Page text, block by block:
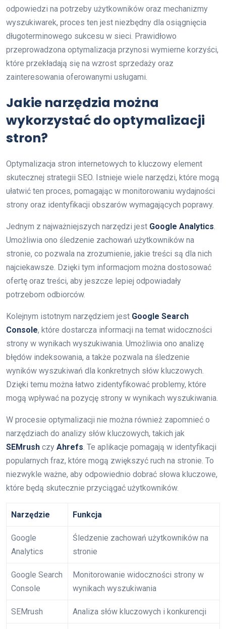
odpowiedzi na potrzeby użytkowników oraz mechanizmy
wyszukiwarek, proces ten jest niezbędny dla osiągnięcia
długoterminowego sukcesu w sieci. Prawidłowo
przeprowadzona optymalizacja przynosi wymierne korzyści,
które przekładają się na wzrost sprzedaży oraz
zainteresowania oferowanymi usługami.
Jakie narzędzia można
wykorzystać do optymalizacji
stron?
Optymalizacja stron internetowych to kluczowy element
skutecznej strategii SEO. Istnieje wiele narzędzi, które mogą
ułatwić ten proces, pomagając w monitorowaniu wydajności
strony oraz identyfikacji obszarów wymagających poprawy.
Jednym z najważniejszych narzędzi jest Google Analytics
Umożliwia ono śledzenie zachowań użytkowników na
stronie, co pozwala na zrozumienie, jakie treści są dla nich
najciekawsze. Dzięki tym informacjom można dostosować
ofertę oraz treści, aby jeszcze lepiej odpowiadały
potrzebom odbiorców.
Kolejnym istotnym narzędziem jest Google Search
Console, które dostarcza informacji na temat widoczności
strony w wynikach wyszukiwania. Umożliwia ono analizę
błędów indeksowania, a także pozwala na śledzenie
wyników wyszukiwań dla konkretnych słów kluczowych.
Dzięki temu można łatwo zidentyfikować problemy, które
mogą wpływać na pozycję strony w wynikach wyszukiwania.
W procesie optymalizacji nie można również zapomnieć o
narzędziach do analizy słów kluczowych, takich jak
SEMrush czy Ahrefs . Te aplikacje pomagają w identyfikacji
popularnych fraz, które mogą zwiększyć ruch na stronie. To
niezwykle ważne, aby odpowiednio dobrać słowa kluczowe,
które będą skutecznie przyciągać użytkowników.
Narzędzie Funkcja
Google
Analytics
Śledzenie zachowań użytkowników na
stronie
Google Search
Console
Monitorowanie widoczności strony w
wynikach wyszukiwania
SEMrush Analiza słów kluczowych i konkurencji